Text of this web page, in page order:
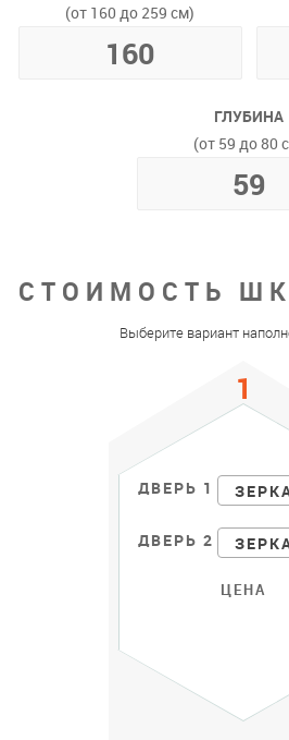
(от 160 до 259 см)
ГЛУБИНА
(от 59 до 80
СТОИМОСТЬ
Выберите вариант
ДВЕРЬ 1
ДВЕРЬ 2
ЦЕНА